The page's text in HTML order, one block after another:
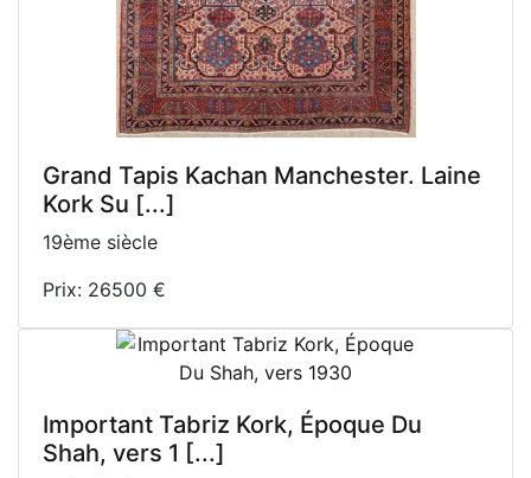
Grand Tapis Kachan Manchester. Laine
Kork Su [...]
19ème siècle
Prix: 26500 €
Important Tabriz Kork, Époque Du
Shah, vers 1 [...]